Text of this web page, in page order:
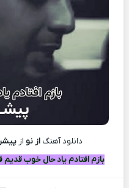
دانلود آهنگ از نو از
بازم افتادم یاد حال خوب